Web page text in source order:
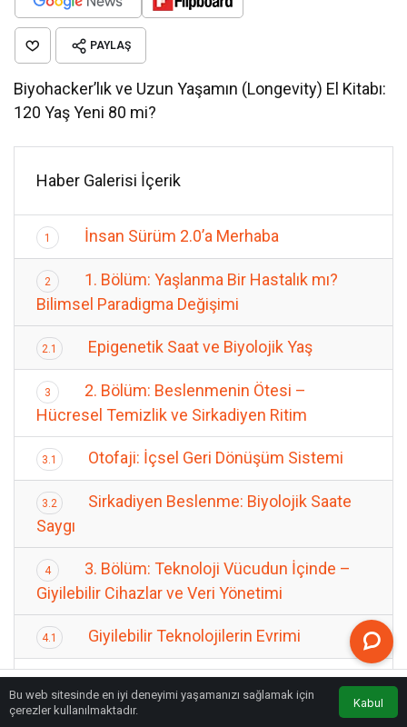
PAYLAŞ
Biyohacker’lık ve Uzun Yaşamın (Longevity) El Kitabı:
120 Yaş Yeni 80 mi?
Haber Galerisi İçerik
1 İnsan Sürüm 2.0’a Merhaba
2
1. Bölüm: Yaşlanma Bir Hastalık mı?
Bilimsel Paradigma Değişimi
2.1 Epigenetik Saat ve Biyolojik Yaş
3
2. Bölüm: Beslenmenin Ötesi –
Hücresel Temizlik ve Sirkadiyen Ritim
3.1 Otofaji: İçsel Geri Dönüşüm Sistemi
3.2
Sirkadiyen Beslenme: Biyolojik Saate
Saygı
4
3. Bölüm: Teknoloji Vücudun İçinde –
Giyilebilir Cihazlar ve Veri Yönetimi
4.1 Giyilebilir Teknolojilerin Evrimi
5
4. Bölüm: Zihin Hackleme –
Nöroplastisite ve DNA Üzerindeki Etki
Bu web sitesinde en iyi deneyimi yaşamanızı sağlamak için
çerezler kullanılmaktadır.
Kabul
Anasayfa Trafik